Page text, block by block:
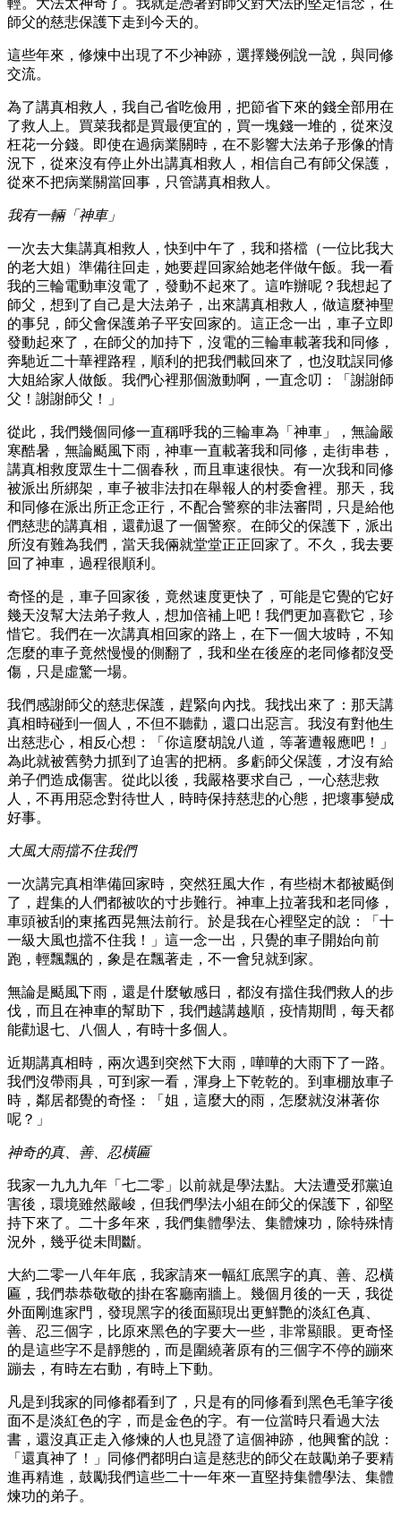
師父的慈悲保護下走到今天的。
這些年來，修煉中出現了不少神跡，選擇幾例說一說，與同修
交流。
為了講真相救人，我自己省吃儉用，把節省下來的錢全部用在
了救人上。買菜我都是買最便宜的，買一塊錢一堆的，從來沒
枉花一分錢。即使在過病業關時，在不影響大法弟子形像的情
況下，從來沒有停止外出講真相救人，相信自己有師父保護，
從來不把病業關當回事，只管講真相救人。
我有一輛「神車」
一次去大集講真相救人，快到中午了，我和搭檔（一位比我大
的老大姐）準備往回走，她要趕回家給她老伴做午飯。我一看
我的三輪電動車沒電了，發動不起來了。這咋辦呢？我想起了
師父，想到了自己是大法弟子，出來講真相救人，做這麼神聖
的事兒，師父會保護弟子平安回家的。這正念一出，車子立即
發動起來了，在師父的加持下，沒電的三輪車載著我和同修，
奔馳近二十華裡路程，順利的把我們載回來了，也沒耽誤同修
大姐給家人做飯。我們心裡那個激動啊，一直念叨：「謝謝師
父！謝謝師父！」
從此，我們幾個同修一直稱呼我的三輪車為「神車」，無論嚴
寒酷暑，無論颳風下雨，神車一直載著我和同修，走街串巷，
講真相救度眾生十二個春秋，而且車速很快。有一次我和同修
被派出所綁架，車子被非法扣在舉報人的村委會裡。那天，我
和同修在派出所正念正行，不配合警察的非法審問，只是給他
們慈悲的講真相，還勸退了一個警察。在師父的保護下，派出
所沒有難為我們，當天我倆就堂堂正正回家了。不久，我去要
回了神車，過程很順利。
奇怪的是，車子回家後，竟然速度更快了，可能是它覺的它好
幾天沒幫大法弟子救人，想加倍補上吧！我們更加喜歡它，珍
惜它。我們在一次講真相回家的路上，在下一個大坡時，不知
怎麼的車子竟然慢慢的側翻了，我和坐在後座的老同修都沒受
傷，只是虛驚一場。
我們感謝師父的慈悲保護，趕緊向內找。我找出來了：那天講
真相時碰到一個人，不但不聽勸，還口出惡言。我沒有對他生
出慈悲心，相反心想：「你這麼胡說八道，等著遭報應吧！」
為此就被舊勢力抓到了迫害的把柄。多虧師父保護，才沒有給
弟子們造成傷害。從此以後，我嚴格要求自己，一心慈悲救
人，不再用惡念對待世人，時時保持慈悲的心態，把壞事變成
好事。
大風大雨擋不住我們
一次講完真相準備回家時，突然狂風大作，有些樹木都被颳倒
了，趕集的人們都被吹的寸步難行。神車上拉著我和老同修，
車頭被刮的東搖西晃無法前行。於是我在心裡堅定的說：「十
一級大風也擋不住我！」這一念一出，只覺的車子開始向前
跑，輕飄飄的，象是在飄著走，不一會兒就到家。
無論是颳風下雨，還是什麼敏感日，都沒有擋住我們救人的步
伐，而且在神車的幫助下，我們越講越順，疫情期間，每天都
能勸退七、八個人，有時十多個人。
近期講真相時，兩次遇到突然下大雨，嘩嘩的大雨下了一路。
我們沒帶雨具，可到家一看，渾身上下乾乾的。到車棚放車子
時，鄰居都覺的奇怪：「姐，這麼大的雨，怎麼就沒淋著你
呢？」
神奇的真、善、忍橫匾
我家一九九九年「七二零」以前就是學法點。大法遭受邪黨迫
害後，環境雖然嚴峻，但我們學法小組在師父的保護下，卻堅
持下來了。二十多年來，我們集體學法、集體煉功，除特殊情
況外，幾乎從未間斷。
大約二零一八年年底，我家請來一幅紅底黑字的真、善、忍橫
匾，我們恭恭敬敬的掛在客廳南牆上。幾個月後的一天，我從
外面剛進家門，發現黑字的後面顯現出更鮮艷的淡紅色真、
善、忍三個字，比原來黑色的字要大一些，非常顯眼。更奇怪
的是這些字不是靜態的，而是圍繞著原有的三個字不停的蹦來
蹦去，有時左右動，有時上下動。
凡是到我家的同修都看到了，只是有的同修看到黑色毛筆字後
面不是淡紅色的字，而是金色的字。有一位當時只看過大法
書，還沒真正走入修煉的人也見證了這個神跡，他興奮的說：
「還真神了！」同修們都明白這是慈悲的師父在鼓勵弟子要精
進再精進，鼓勵我們這些二十一年來一直堅持集體學法、集體
煉功的弟子。